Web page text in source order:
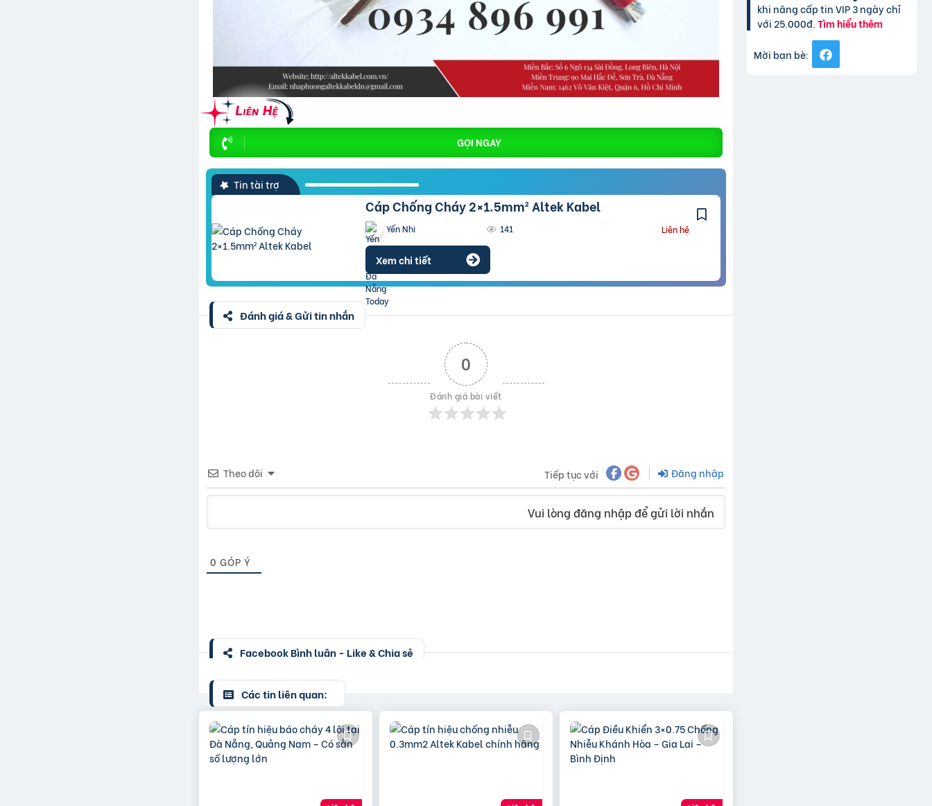
GỌI NGAY
Tin tài trợ
Cáp Chống Cháy 2×1.5mm² Altek Kabel
Yến Nhi 141 Liên hệ
Xem chi tiết
Đánh giá & Gửi tin nhắn
0
Đánh giá bài viết
Theo dõi Tiếp tục với Đăng nhập
Vui lòng đăng nhập để gửi lời nhắn
0 GÓP Ý
Facebook Bình luận - Like & Chia sẻ
Các tin liên quan:
khi nâng cấp tin VIP 3 ngày chỉ
với 25.000đ.Tìm hiểu thêm
Mời bạn bè: